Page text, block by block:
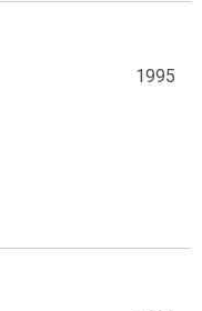
1995